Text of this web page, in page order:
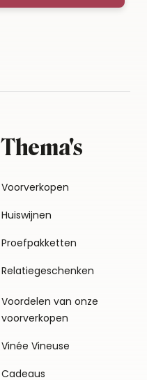
Thema's
Voorverkopen
Huiswijnen
Proefpakketten
Relatiegeschenken
Voordelen van onze
voorverkopen
Vinée Vineuse
Cadeaus